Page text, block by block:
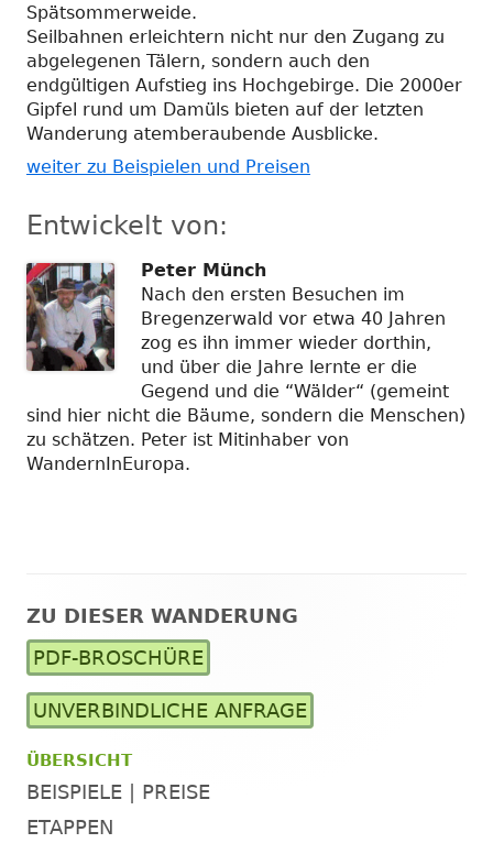
Spätsommerweide.
Seilbahnen erleichtern nicht nur den Zugang zu
abgelegenen Tälern, sondern auch den
endgültigen Aufstieg ins Hochgebirge. Die 2000er
Gipfel rund um Damüls bieten auf der letzten
Wanderung atemberaubende Ausblicke.
weiter zu Beispielen und Preisen
Entwickelt von:
Peter Münch
Nach den ersten Besuchen im
Bregenzerwald vor etwa 40 Jahren
zog es ihn immer wieder dorthin,
und über die Jahre lernte er die
Gegend und die “Wälder“ (gemeint
sind hier nicht die Bäume, sondern die Menschen)
zu schätzen. Peter ist Mitinhaber von
WandernInEuropa.
Haupt-
Seitenleiste
ZU DIESER WANDERUNG
PDF-BROSCHÜRE
UNVERBINDLICHE ANFRAGE
ÜBERSICHT
BEISPIELE | PREISE
ETAPPEN